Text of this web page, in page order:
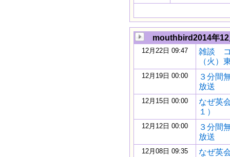
mouthbird2014年
12月22日 09:47
雑談 コ
（火）
12月19日 00:00
３分間
放送
12月15日 00:00
なぜ英
１）
12月12日 00:00
３分間
放送
12月08日 09:35
なぜ英